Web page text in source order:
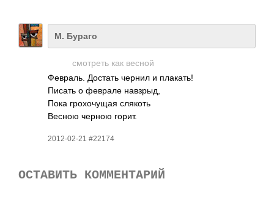
М. Бураго
смот­реть как весной
Февр­аль. Достать чернил и плак­ать!
Писать о феврале навз­рыд,
Пока грох­очущая слякоть
Весною черною горит.
2012-02-21 #22174
ОСТАВИТЬ КОММЕНТАРИЙ